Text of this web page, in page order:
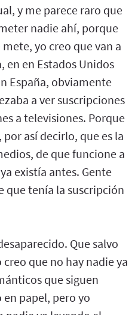
y me parece raro que
nadie ahí, porque
yo creo que van a
en en Estados Unidos
España, obviamente
a ver suscripciones
a televisiones. Porque
así decirlo, que es la
de que funcione a
existía antes. Gente
que tenía la suscripción
Que salvo
que no hay nadie ya
que siguen
papel, pero yo